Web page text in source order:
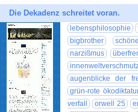
Die Dekadenz schreitet voran.
lebensphilosophie
bigbrother
narzißmus
augenblicke der
grün-rote
verfall
orwell 25